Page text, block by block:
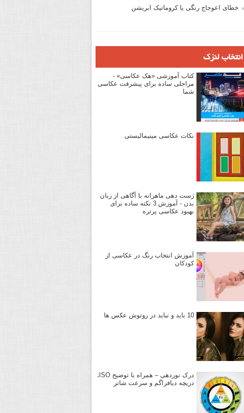
خطای اعوجاج رنگی یا کروماتیک ابریشن
انتخاب لنزک
کتاب آموزشی «هک عکاسی» -
مراحلی ساده برای پیشرفت عکاسی
شما
نکات عکاسی مینیمالیستی
ژست دهی ماهرانه با آگاهی از زبان
بدن - آموزش 3 نکته ساده برای
بهبود عکاسی پرتره
آموزش انتخاب رنگ در عکاسی از
کودکان
10 باید و نباید در روتوش عکس ها
درک نوردهی – همراه با توضیح ISO،
دریچه دیافراگم و سرعت شاتر